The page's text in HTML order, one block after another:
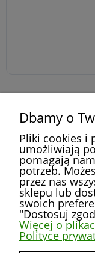
1
Dbamy o
Pliki cookies i
umożliwiają
pomagają
potrzeb.
przez nas
sklepu lub
swoich
"Dostosuj
Więcej o
Polityce